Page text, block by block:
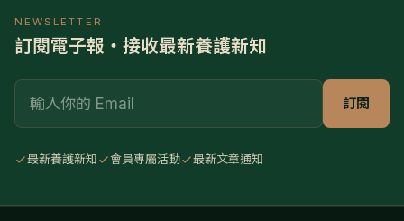
NEWSLETTER
訂閱電子報・接收最新養護新知
訂閱
最新養護新知 會員專屬活動 最新文章通知